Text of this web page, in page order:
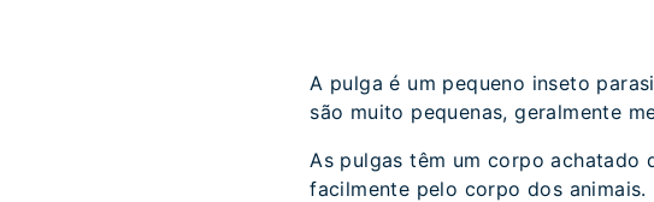
A pulga é um pequeno inseto
são muito pequenas, geralmente
As pulgas têm um corpo achatado
facilmente pelo corpo dos animais.